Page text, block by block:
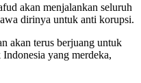
akan menjalankan seluruh
dirinya untuk anti korupsi.
akan terus berjuang untuk
yang merdeka,